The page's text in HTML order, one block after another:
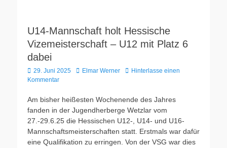
U14-Mannschaft holt Hessische
Vizemeisterschaft – U12 mit Platz 6
dabei
Veröffentlicht
am
29. Juni 2025 AutorElmar Werner
Hinterlasse einen
Kommentar
Am bisher heißesten Wochenende des Jahres
fanden in der Jugendherberge Wetzlar vom
27.-29.6.25 die Hessischen U12-, U14- und U16-
Mannschaftsmeisterschaften statt. Erstmals war dafür
eine Qualifikation zu erringen. Von der VSG war dies